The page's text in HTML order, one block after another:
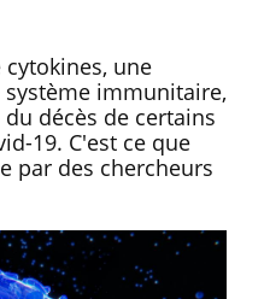
une
immunitaire,
décès de certains
19. C'est ce que
par des chercheurs